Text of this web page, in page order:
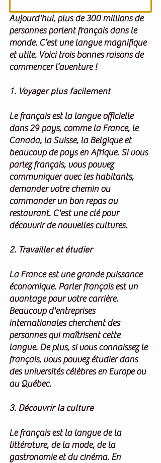
Aujourd'hui, plus de 300 millions de
personnes parlent français dans le
monde. C’est une langue magnifique
et utile. Voici trois bonnes raisons de
commencer l’aventure !
1. Voyager plus facilement
Le français est la langue officielle
dans 29 pays, comme la France, le
Canada, la Suisse, la Belgique et
beaucoup de pays en Afrique. Si vous
parlez français, vous pouvez
communiquer avec les habitants,
demander votre chemin ou
commander un bon repas au
restaurant. C'est une clé pour
découvrir de nouvelles cultures.
2. Travailler et étudier
La France est une grande puissance
économique. Parler français est un
avantage pour votre carrière.
Beaucoup d'entreprises
internationales cherchent des
personnes qui maîtrisent cette
langue. De plus, si vous connaissez le
français, vous pouvez étudier dans
des universités célèbres en Europe ou
au Québec.
3. Découvrir la culture
Le français est la langue de la
littérature, de la mode, de la
gastronomie et du cinéma. En